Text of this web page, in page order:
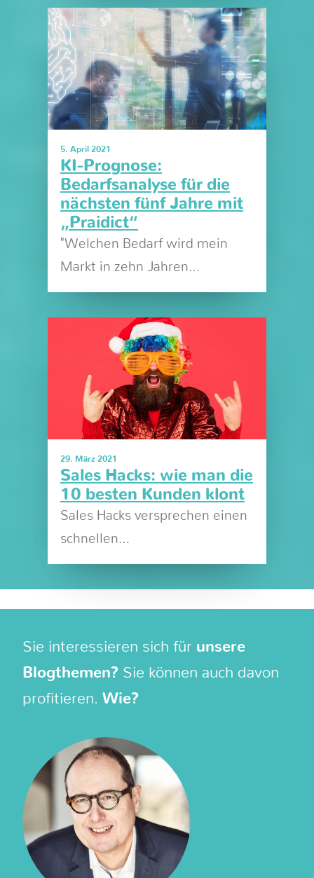
5. April 2021
KI-Prognose:
Bedarfsanalyse für die
nächsten fünf Jahre mit
„Praidict“
"Welchen Bedarf wird mein
Markt in zehn Jahren…
29. März 2021
Sales Hacks: wie man die
10 besten Kunden klont
Sales Hacks versprechen einen
schnellen…
Sie interessieren sich für unsere
Blogthemen? Sie können auch davon
profitieren. Wie?